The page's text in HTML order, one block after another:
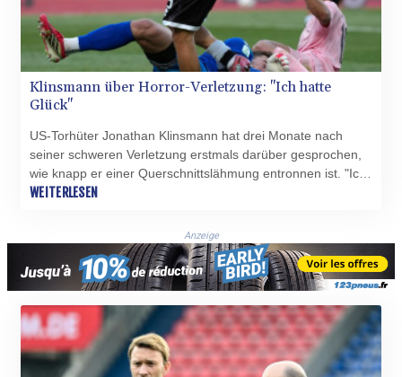
Klinsmann über Horror-Verletzung: "Ich hatte
Glück"
US-Torhüter Jonathan Klinsmann hat drei Monate nach
seiner schweren Verletzung erstmals darüber gesprochen,
wie knapp er einer Querschnittslähmung entronnen ist. "Ich
hatte Glück. Es hätte viel, viel schlimmer können", sagte der
Klinsmann der New York Times: "Nie wieder Fußball spielen,
nie wieder laufen können."
WEITERLESEN
Anzeige